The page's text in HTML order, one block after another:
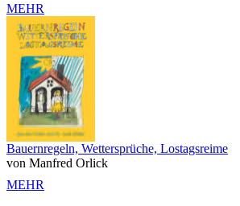
MEHR
Bauernregeln, Wettersprüche, Lostagsreime
von Manfred Orlick
MEHR